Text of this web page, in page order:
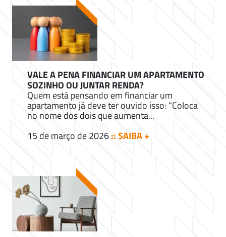
VALE A PENA FINANCIAR UM APARTAMENTO
SOZINHO OU JUNTAR RENDA?
Quem está pensando em financiar um
apartamento já deve ter ouvido isso: “Coloca
no nome dos dois que aumenta...
15 de março de 2026:: SAIBA +